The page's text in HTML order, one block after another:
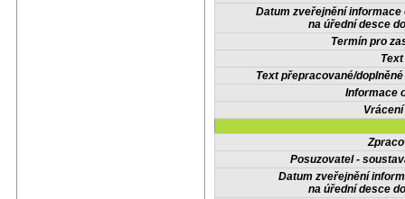
Datum zveřejnění informace
na úřední desce
Termín pro
Text přepracované/
Informace
Posuzovatel -
Datum zveřejnění
na úřední desce